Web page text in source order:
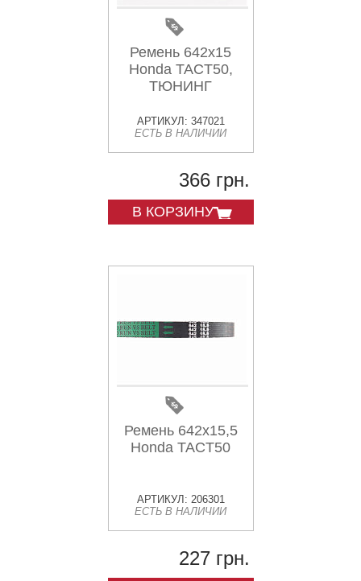
Ремень 642х15
Honda TACT50,
ТЮНИНГ
АРТИКУЛ: 347021
ЕСТЬ В НАЛИЧИИ
366 грн.
В КОРЗИНУ
Ремень 642х15,5
Honda TACT50
АРТИКУЛ: 206301
ЕСТЬ В НАЛИЧИИ
227 грн.